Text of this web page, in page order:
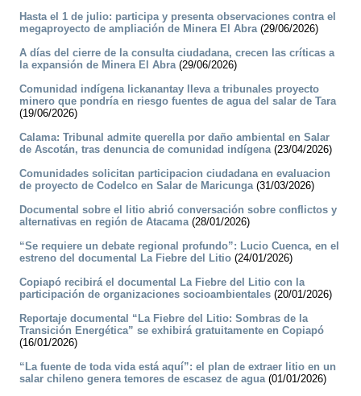
Hasta el 1 de julio: participa y presenta observaciones contra el
megaproyecto de ampliación de Minera El Abra(29/06/2026)
A días del cierre de la consulta ciudadana, crecen las críticas a
la expansión de Minera El Abra(29/06/2026)
Comunidad indígena lickanantay lleva a tribunales proyecto
minero que pondría en riesgo fuentes de agua del salar de Tara
(19/06/2026)
Calama: Tribunal admite querella por daño ambiental en Salar
de Ascotán, tras denuncia de comunidad indígena(23/04/2026)
Comunidades solicitan participacion ciudadana en evaluacion
de proyecto de Codelco en Salar de Maricunga(31/03/2026)
Documental sobre el litio abrió conversación sobre conflictos y
alternativas en región de Atacama(28/01/2026)
“Se requiere un debate regional profundo”: Lucio Cuenca, en el
estreno del documental La Fiebre del Litio (24/01/2026)
Copiapó recibirá el documental La Fiebre del Litio con la
participación de organizaciones socioambientales (20/01/2026)
Reportaje documental “La Fiebre del Litio: Sombras de la
Transición Energética” se exhibirá gratuitamente en Copiapó
(16/01/2026)
“La fuente de toda vida está aquí”: el plan de extraer litio en un
salar chileno genera temores de escasez de agua(01/01/2026)